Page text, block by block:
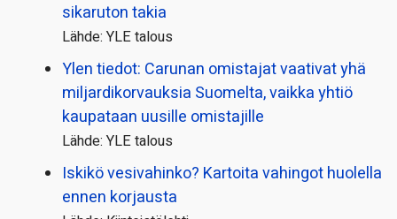
sikaruton takia
Lähde: YLE talous
Ylen tiedot: Carunan omistajat vaativat yhä
miljardi­korvauksia Suomelta, vaikka yhtiö
kaupataan uusille omistajille
Lähde: YLE talous
Iskikö vesivahinko? Kartoita vahingot huolella
ennen korjausta